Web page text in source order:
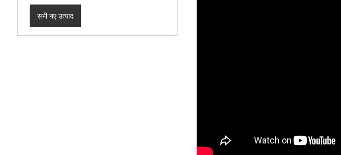
सभी नए उत्पाद